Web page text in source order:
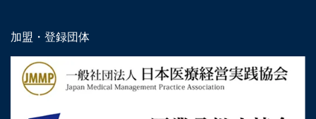
加盟・登録団体